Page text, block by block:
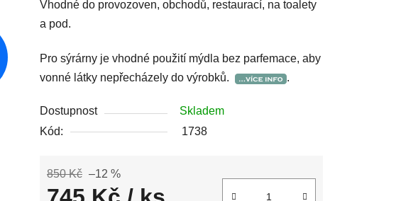
Vhodné do provozoven, obchodů, restaurací, na toalety
a pod.
Pro sýrárny je vhodné použití mýdla bez parfemace, aby
vonné látky nepřecházely do výrobků.
.
Dostupnost
Skladem
Kód:
1738
850 Kč –12 %